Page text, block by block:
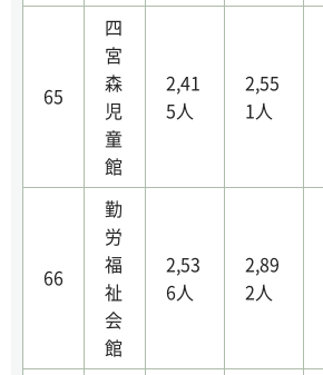
65
四
宮
森
児
童
館
2,41
5人
2,55
1人
66
勤
労
福
祉
会
館
2,53
6人
2,89
2人